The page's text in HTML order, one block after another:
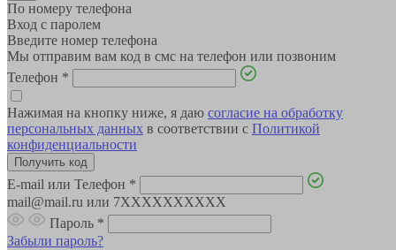
По номеру телефона
Вход с паролем
Введите номер телефона
Мы отправим вам код в смс на телефон или позвоним
Телефон *
Нажимая на кнопку ниже, я даю согласие на обработку
персональных данных в соответствии с Политикой
конфиденциальности
E-mail или Телефон *
mail@mail.ru или 7XXXXXXXXXX
Пароль *
Забыли пароль?